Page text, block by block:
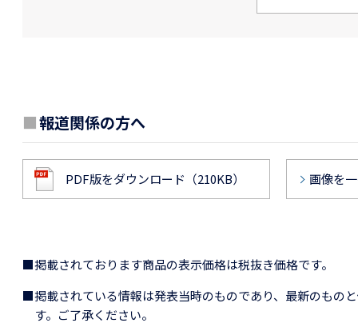
■報道関係の方へ
PDF版をダウンロード（210KB） 画像を
■掲載されております商品の表示価格は税抜き価格です。
■掲載されている情報は発表当時のものであり、最新のもの
す。ご了承ください。